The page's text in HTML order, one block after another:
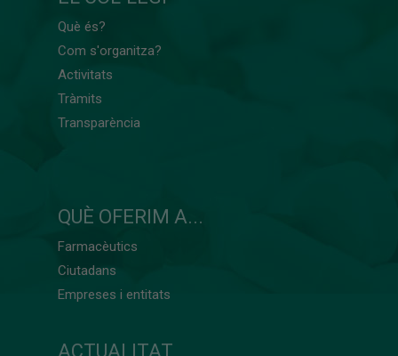
Què és?
Com s'organitza?
Activitats
Tràmits
Transparència
QUÈ OFERIM A...
Farmacèutics
Ciutadans
Empreses i entitats
ACTUALITAT